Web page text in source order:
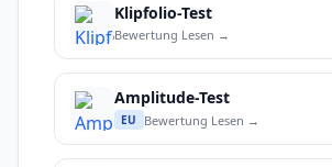
Klipfolio-Test
Bewertung Lesen →
Amplitude-Test
EU Bewertung Lesen →